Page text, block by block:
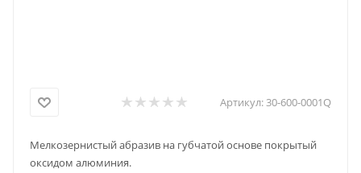
Артикул:30-600-0001Q
Мелкозернистый абразив на губчатой основе покрытый
оксидом алюминия.